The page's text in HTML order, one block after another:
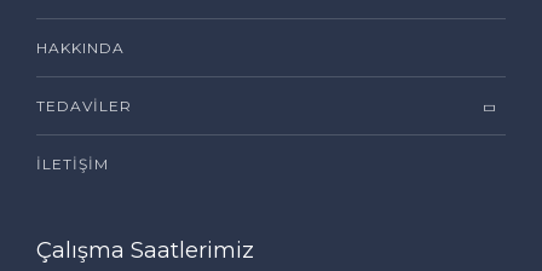
HAKKINDA
TEDAVILER
İLETIŞIM
Çalışma Saatlerimiz